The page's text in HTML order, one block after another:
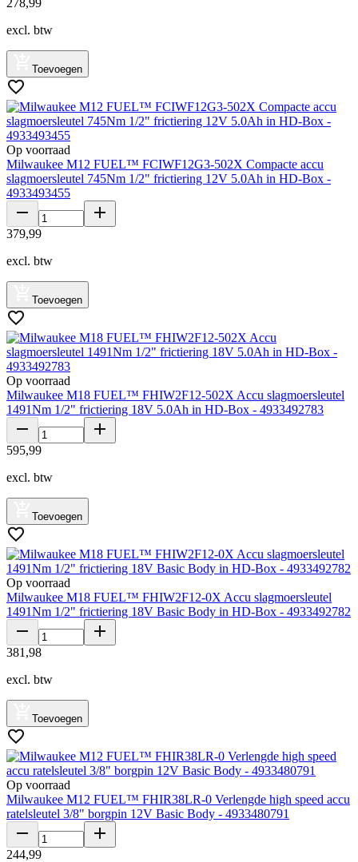
278,99
excl. btw
Toevoegen
Op voorraad
Milwaukee M12 FUEL™ FCIWF12G3-502X Compacte accu
slagmoersleutel 745Nm 1/2" frictiering 12V 5.0Ah in HD-Box -
4933493455
379,99
excl. btw
Toevoegen
Op voorraad
Milwaukee M18 FUEL™ FHIW2F12-502X Accu slagmoersleutel
1491Nm 1/2" frictiering 18V 5.0Ah in HD-Box - 4933492783
595,99
excl. btw
Toevoegen
Op voorraad
Milwaukee M18 FUEL™ FHIW2F12-0X Accu slagmoersleutel
1491Nm 1/2" frictiering 18V Basic Body in HD-Box - 4933492782
381 ,98
excl. btw
Toevoegen
Op voorraad
Milwaukee M12 FUEL™ FHIR38LR-0 Verlengde high speed accu
ratelsleutel 3/8" borgpin 12V Basic Body - 4933480791
244,99